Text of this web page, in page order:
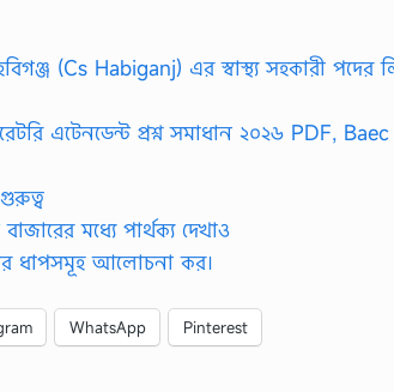
(Cs Habiganj) এর স্বাস্থ্য সহকারী পদের
এটেনডেন্ট প্রশ্ন সমাধান ২০২৬ PDF,
গুরুত্ব
মধ্যে পার্থক্য দেখাও
ধাপসমূহ আলোচনা কর।
WhatsApp Pinterest